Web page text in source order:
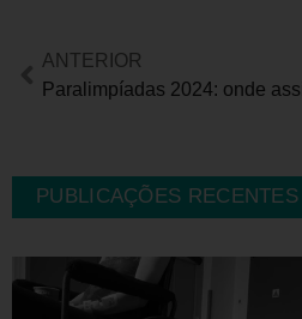
ANTERIOR
PUBLICAÇÕES RECENTES